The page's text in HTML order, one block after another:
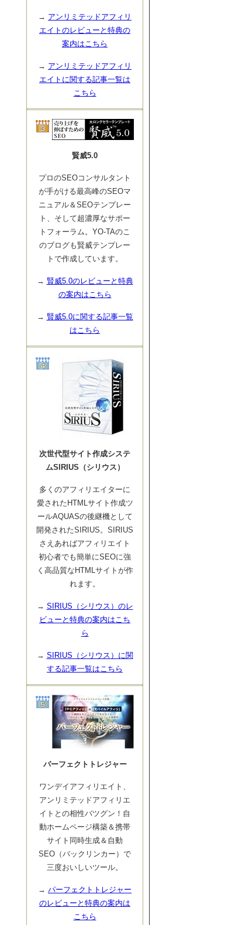
→ アンリミテッドアフィリ
エイトのレビューと特典の
案内はこちら
→ アンリミテッドアフィリ
エイトに関する記事一覧は
こちら
賢威5.0
プロのSEOコンサルタント
が手がける最高峰のSEOマ
ニュアル＆SEOテンプレー
ト、そして超濃厚なサポー
トフォーラム。YO-TAのこ
のブログも賢威テンプレー
トで作成しています。
→ 賢威5.0のレビューと特典
の案内はこちら
→ 賢威5.0に関する記事一覧
はこちら
次世代型サイト作成システ
ムSIRIUS（シリウス）
多くのアフィリエイターに
愛されたHTMLサイト作成ツ
ールAQUASの後継機として
開発されたSIRIUS。SIRIUS
さえあればアフィリエイト
初心者でも簡単にSEOに強
く高品質なHTMLサイトが作
れます。
→ SIRIUS（シリウス）のレ
ビューと特典の案内はこち
ら
→ SIRIUS（シリウス）に関
する記事一覧はこちら
パーフェクトトレジャー
ワンデイアフィリエイト、
アンリミテッドアフィリエ
イトとの相性バツグン！自
動ホームページ構築＆携帯
サイト同時生成＆自動
SEO（バックリンカー）で
三度おいしいツール。
→ パーフェクトトレジャー
のレビューと特典の案内は
こちら